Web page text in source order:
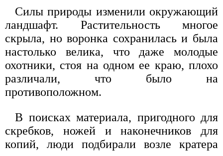
Силы природы изменили окружающий
ландшафт. Растительность многое
скрыла, но воронка сохранилась и была
настолько велика, что даже молодые
охотники, стоя на одном ее краю, плохо
различали, что было на
противоположном.
В поисках материала, пригодного для
скребков, ножей и наконечников для
копий, люди подбирали возле кратера